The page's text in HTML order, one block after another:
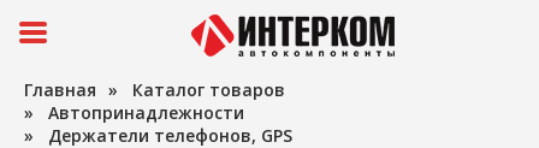
Главная » Каталог товаров
» Автопринадлежности
» Держатели телефонов, GPS